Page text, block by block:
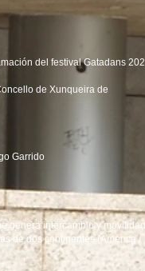
del festival Gatadans
de Xunqueira de
Garrido
genera intercambio y movilidad
de dos continentes (América /